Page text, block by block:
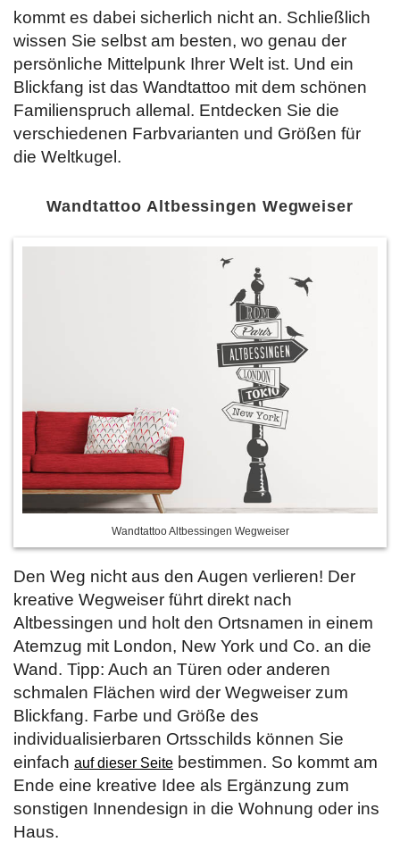
kommt es dabei sicherlich nicht an. Schließlich
wissen Sie selbst am besten, wo genau der
persönliche Mittelpunk Ihrer Welt ist. Und ein
Blickfang ist das Wandtattoo mit dem schönen
Familienspruch allemal. Entdecken Sie die
verschiedenen Farbvarianten und Größen für
die Weltkugel.
Wandtattoo Altbessingen Wegweiser
Wandtattoo Altbessingen Wegweiser
Den Weg nicht aus den Augen verlieren! Der
kreative Wegweiser führt direkt nach
Altbessingen und holt den Ortsnamen in einem
Atemzug mit London, New York und Co. an die
Wand. Tipp: Auch an Türen oder anderen
schmalen Flächen wird der Wegweiser zum
Blickfang. Farbe und Größe des
individualisierbaren Ortsschilds können Sie
einfach auf dieser Seite bestimmen. So kommt am
Ende eine kreative Idee als Ergänzung zum
sonstigen Innendesign in die Wohnung oder ins
Haus.